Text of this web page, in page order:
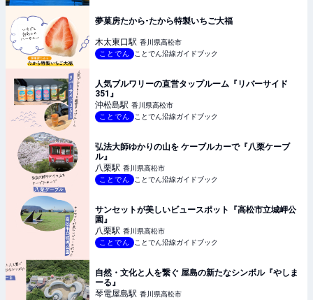
夢菓房たから-たから特製いちご大福
木太東口駅 香川県高松市
ことでん
ことでん沿線ガイドブック
人気ブルワリーの直営タップルーム『リバーサイド
351』
沖松島駅 香川県高松市
ことでん
ことでん沿線ガイドブック
弘法大師ゆかりの山を ケーブルカーで『八栗ケーブ
ル』
八栗駅 香川県高松市
ことでん
ことでん沿線ガイドブック
サンセットが美しいビュースポット『高松市立城岬公
園』
八栗駅 香川県高松市
ことでん
ことでん沿線ガイドブック
自然・文化と人を繋ぐ 屋島の新たなシンボル『やしま
ーる』
琴電屋島駅 香川県高松市